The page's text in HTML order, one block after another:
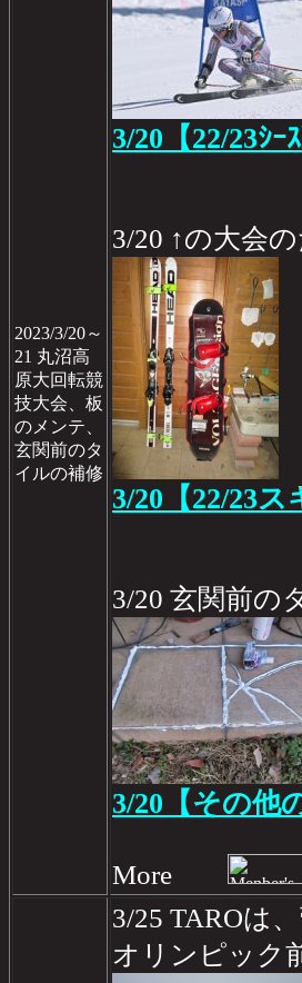
2023/3/20～
21 丸沼高
原大回転競
技大会、板
のメンテ、
玄関前のタ
イルの補修
3/20【22/23ｼ
3/20 ↑の大会
3/20【22/23
3/20 玄関前の
3/20【その他
More
3/25 TAROは
オリンピック